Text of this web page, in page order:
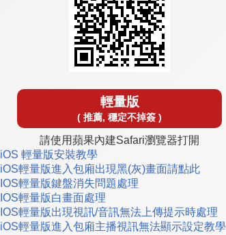
輕量版
( 推薦, 穩定不掉簽 )
請使用蘋果內建Safari瀏覽器打開
iOS 輕量版安裝教學
iOS輕量版進入包廂出現黑(灰)畫面請點此
IOS輕量版鍵盤消失問題處理
IOS輕量版白畫面處理
IOS輕量版出現視訊/音訊無法上傳提示時處理
iOS輕量版進入包廂主播視訊無法顯示設定教學